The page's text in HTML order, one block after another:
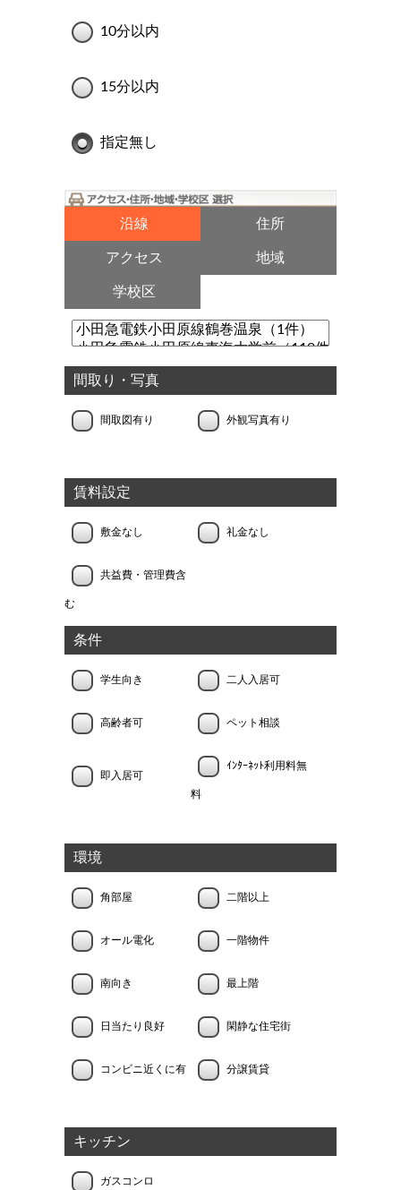
10分以内
15分以内
指定無し
沿線 住所
アクセス 地域
学校区
間取り・写真
間取図有り 外観写真有り
賃料設定
敷金なし 礼金なし
共益費・管理費含
む
条件
学生向き 二人入居可
高齢者可 ペット相談
即入居可
ｲﾝﾀｰﾈｯﾄ利用料無
料
環境
角部屋 二階以上
オール電化 一階物件
南向き 最上階
日当たり良好 閑静な住宅街
コンビニ近くに有 分譲賃貸
キッチン
ガスコンロ